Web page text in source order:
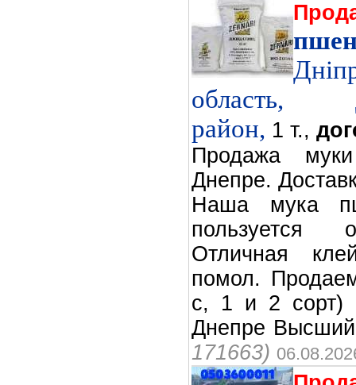
область,
район, 1 т.,
Продажа
Днепре.
Наша мука
пользуется
Отличная
помол.
с, 1 и 2 сорт)
Днепре
171663)